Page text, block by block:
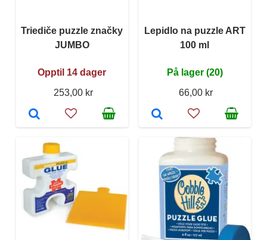
Triediče puzzle značky
JUMBO
Opptil 14 dager
253,00 kr
Lepidlo na puzzle ART
100 ml
På lager (20)
66,00 kr